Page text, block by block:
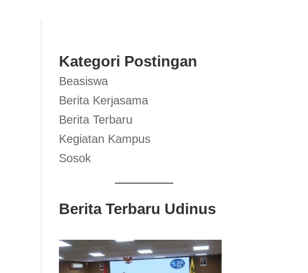
Kategori Postingan
Beasiswa
Berita Kerjasama
Berita Terbaru
Kegiatan Kampus
Sosok
Berita Terbaru Udinus